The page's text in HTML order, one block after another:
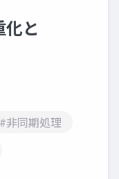
と
#非同期処理